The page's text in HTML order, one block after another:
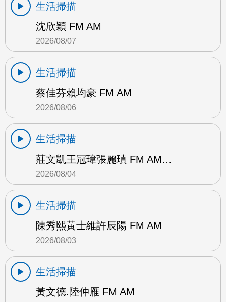
生活掃描
沈欣穎 FM AM
2026/08/07
生活掃描
蔡佳芬賴均豪 FM AM
2026/08/06
生活掃描
莊文凱王冠瑋張麗瑱 FM AM…
2026/08/04
生活掃描
陳秀熙黃士維許辰陽 FM AM
2026/08/03
生活掃描
黃文德.陸仲雁 FM AM